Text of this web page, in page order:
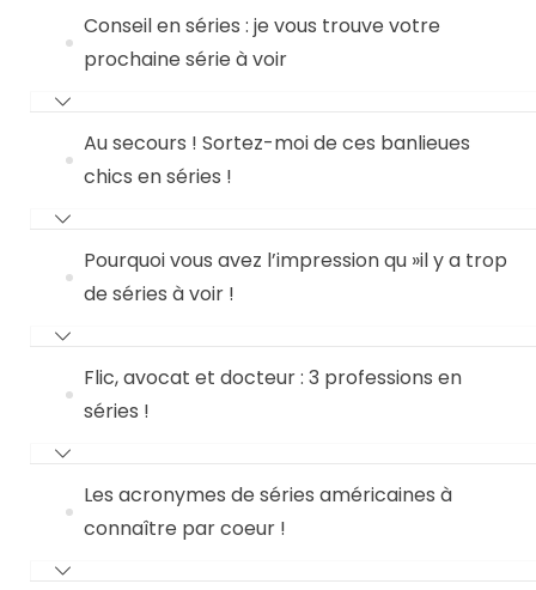
Conseil en séries : je vous trouve votre
prochaine série à voir
Au secours ! Sortez-moi de ces banlieues
chics en séries !
Pourquoi vous avez l’impression qu »il y a trop
de séries à voir !
Flic, avocat et docteur : 3 professions en
séries !
Les acronymes de séries américaines à
connaître par coeur !